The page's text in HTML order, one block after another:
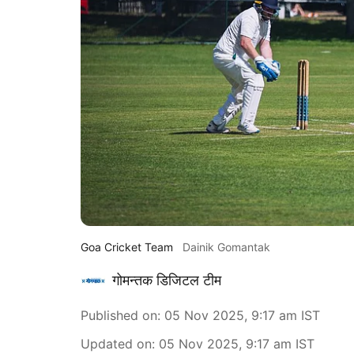
Goa Cricket Team Dainik Gomantak
गोमन्तक डिजिटल टीम
Published on: 05 Nov 2025, 9:17 am IST
Updated on: 05 Nov 2025, 9:17 am IST